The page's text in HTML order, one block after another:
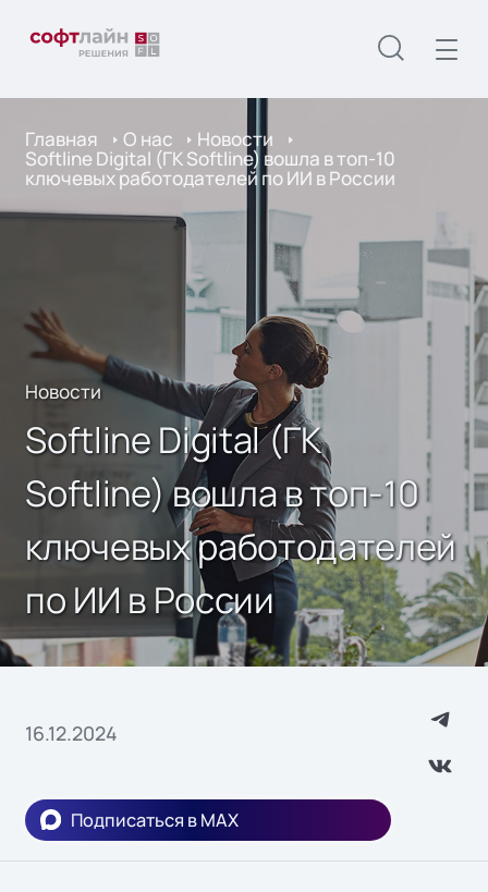
Главная О нас Новости
Softline Digital (ГК Softline) вошла в топ-10
ключевых работодателей по ИИ в России
Новости
Softline Digital (ГК
Softline) вошла в топ-10
ключевых работодателей
по ИИ в России
16.12.2024
Подписаться в MAX